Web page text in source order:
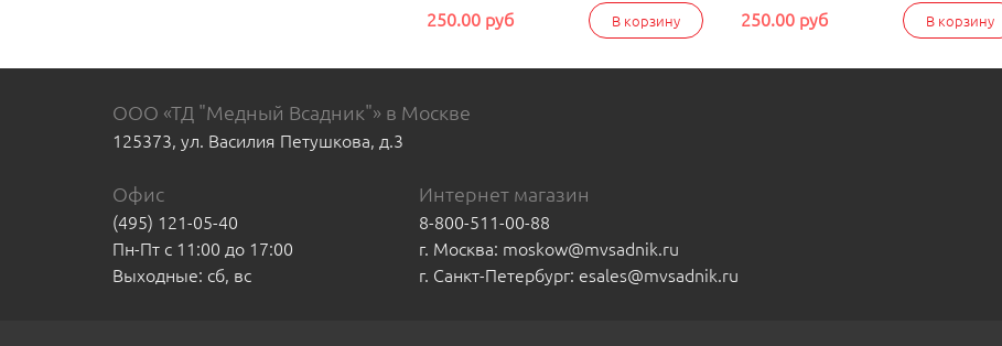
В корзину
250.00 руб В корзину
250.00 руб
ООО «ТД "Медный Всадник"» в Москве
125373, ул. Василия Петушкова, д.3
Офис
(495) 121-05-40
Пн-Пт с 11:00 до 17:00
Выходные: сб, вс
Интернет магазин
8-800-511-00-88
г. Москва: moskow@mvsadnik.ru
г. Санкт-Петербург: esales@mvsadnik.ru